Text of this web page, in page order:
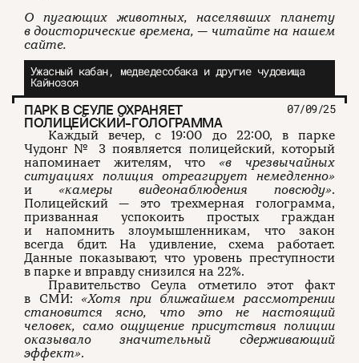
О пугающих животных, населявших планету
в доисторические времена, — читайте на нашем
сайте.
Ужасный кабан, медведесобака и другие чудовища
Кайнозоя
ПАРК В СЕУЛЕ ОХРАНЯЕТ
ПОЛИЦЕЙСКИЙ-ГОЛОГРАММА
07/09/25
Каждый вечер, с 19:00 до 22:00, в парке
Чудонг № 3 появляется полицейский, который
напоминает жителям, что «в чрезвычайных
ситуациях полиция отреагирует немедленно»
и «камеры видеонаблюдения повсюду».
Полицейский — это трехмерная голограмма,
призванная успокоить простых граждан
и напомнить злоумышленникам, что закон
всегда бдит. На удивление, схема работает.
Данные показывают, что уровень преступности
в парке и вправду снизился на 22%.
Правительство Сеула отметило этот факт
в СМИ: «Хотя при ближайшем рассмотрении
становится ясно, что это не настоящий
человек, само ощущение присутствия полиции
оказывало значительный сдерживающий
эффект».